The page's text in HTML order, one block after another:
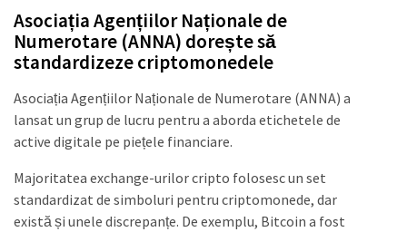
Asociația Agențiilor Naționale de
Numerotare (ANNA) dorește să
standardizeze criptomonedele
Asociația Agențiilor Naționale de Numerotare (ANNA) a
lansat un grup de lucru pentru a aborda etichetele de
active digitale pe piețele financiare.
Majoritatea exchange-urilor cripto folosesc un set
standardizat de simboluri pentru criptomonede, dar
există și unele discrepanțe. De exemplu, Bitcoin a fost